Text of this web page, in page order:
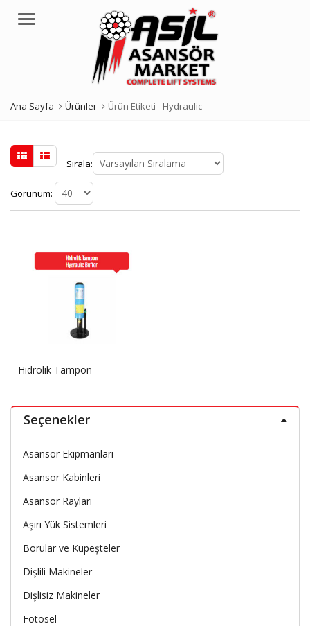
Menü
Ana Sayfa Ürünler Ürün Etiketi - Hydraulic
Sırala:
Görünüm:
Hidrolik Tampon
Seçenekler
Asansör Ekipmanları
Asansor Kabinleri
Asansör Rayları
Aşırı Yük Sistemleri
Borular ve Kupeşteler
Dişlili Makineler
Dişlisiz Makineler
Fotosel